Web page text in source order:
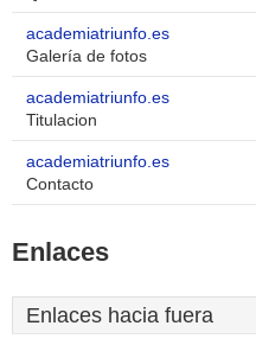
academiatriunfo.es
Galería de fotos
academiatriunfo.es
Titulacion
academiatriunfo.es
Contacto
Enlaces
Enlaces hacia fuera